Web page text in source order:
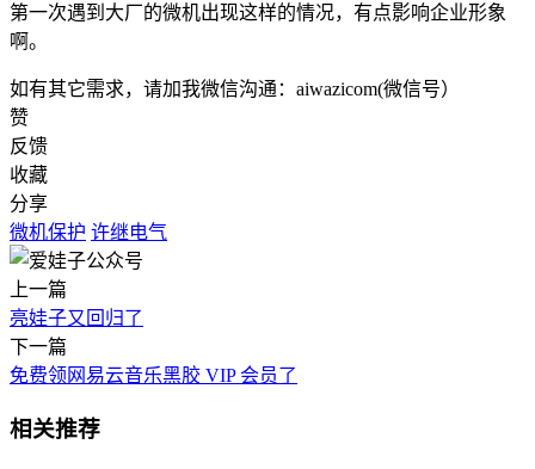
第一次遇到大厂的微机出现这样的情况，有点影响企业形象
啊。
如有其它需求，请加我微信沟通：aiwazicom(微信号）
赞
反馈
收藏
分享
微机保护 许继电气
上一篇
亮娃子又回归了
下一篇
免费领网易云音乐黑胶 VIP 会员了
相关推荐